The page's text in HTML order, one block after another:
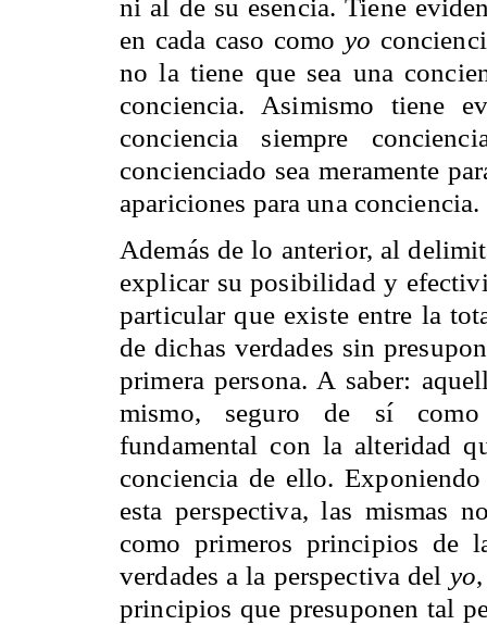
ni al de su esencia. Tiene
en cada caso como yo
no la tiene que sea una
conciencia. Asimismo tiene
conciencia siempre
concienciado sea meramente
apariciones para una conciencia.
Además de lo anterior, al
explicar su posibilidad y
particular que existe entre la
de dichas verdades sin
primera persona. A saber:
mismo, seguro de sí como
fundamental con la alteridad
conciencia de ello.
esta perspectiva, las mismas
como primeros principios de
verdades a la perspectiva del yo
principios que presuponen tal